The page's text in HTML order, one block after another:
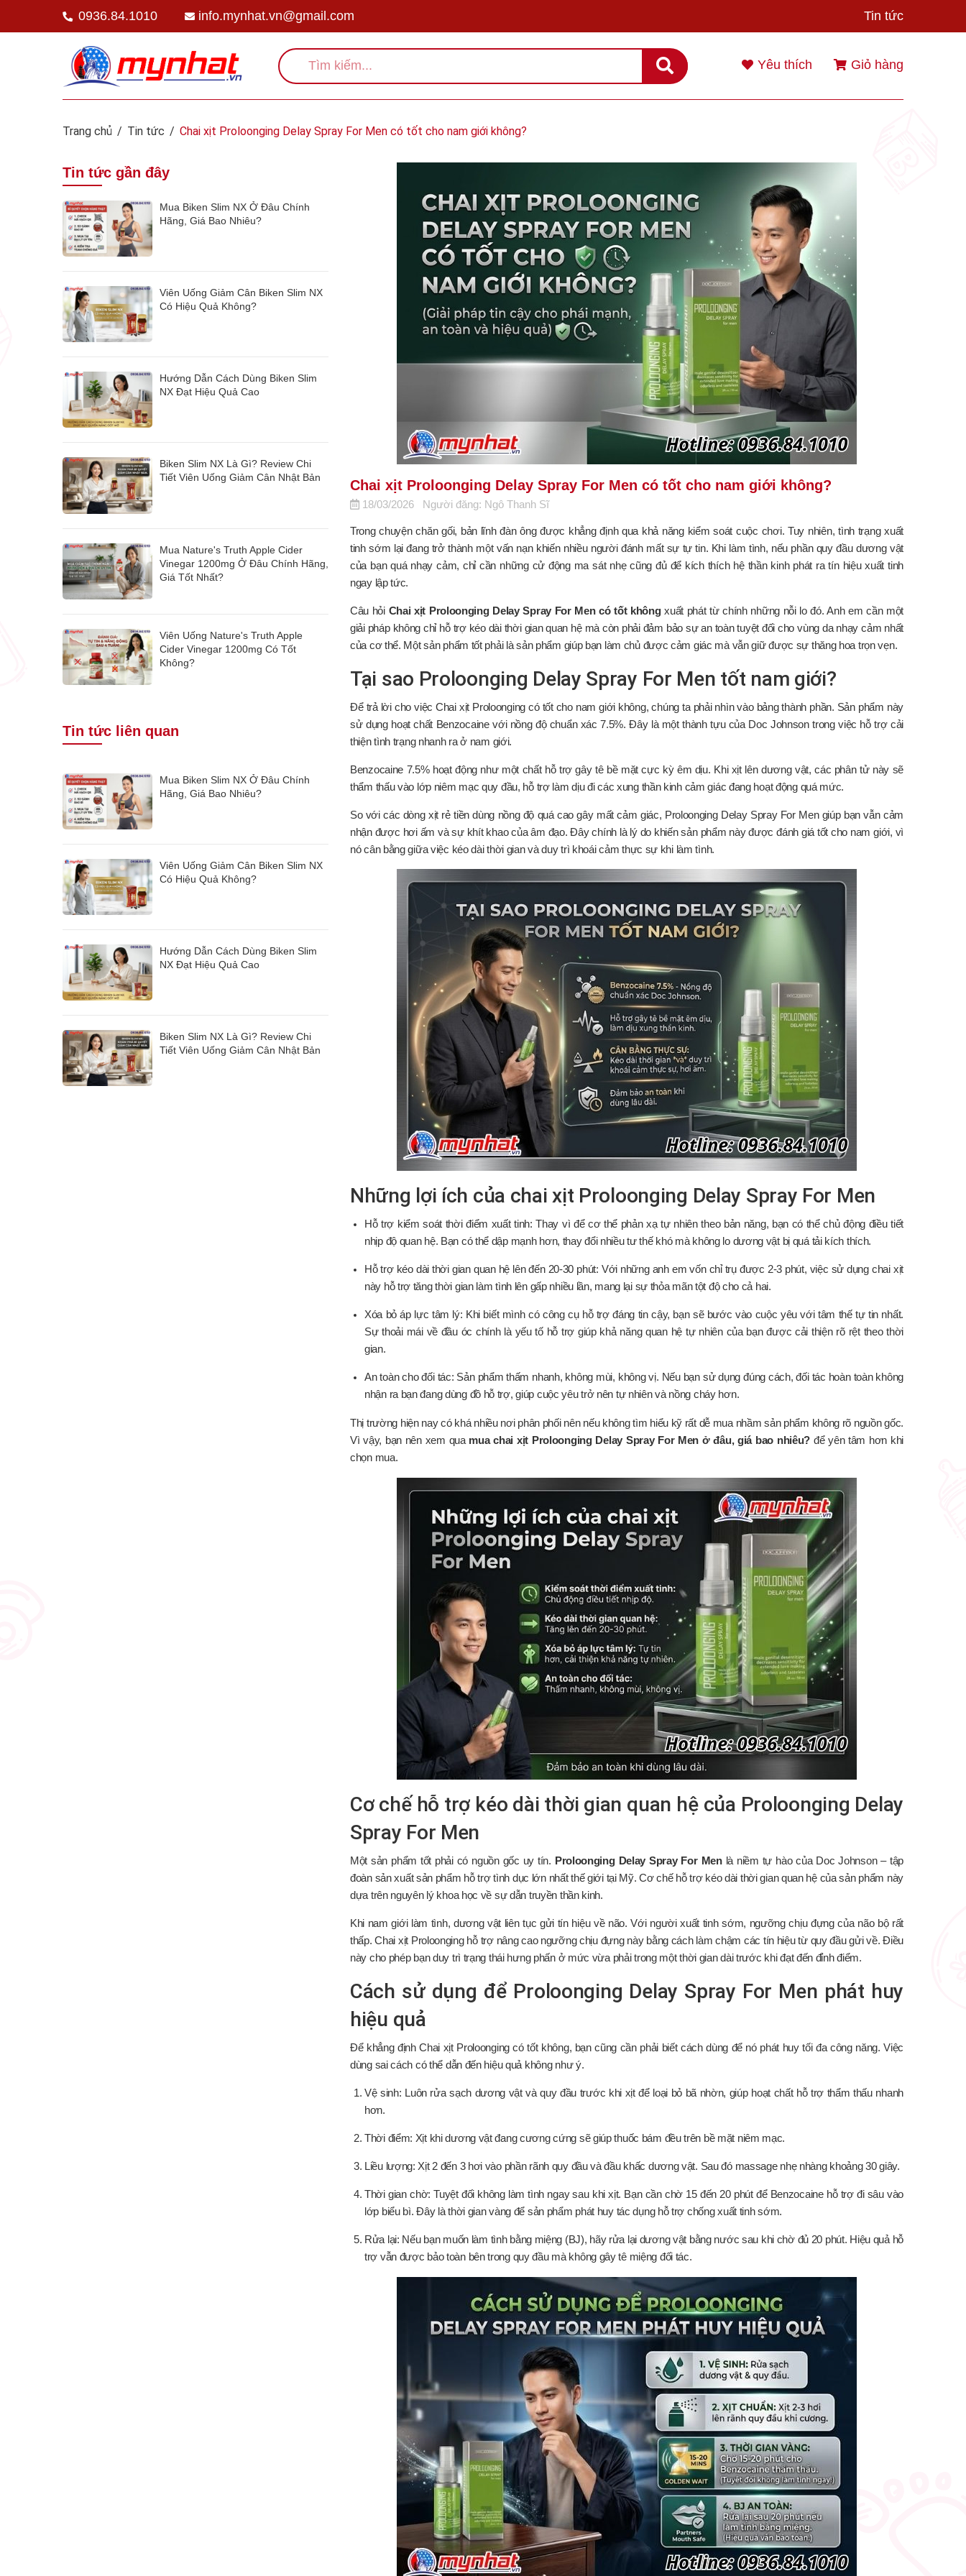
0936.84.1010 info.mynhat.vn@gmail.com Tin tức
Yêu thích Giỏ hàng
Trang chủ / Tin tức / Chai xịt Proloonging Delay Spray For Men có tốt cho nam giới không?
Chai xịt Proloonging Delay Spray For Men có tốt cho nam giới không?
18/03/2026 Người đăng: Ngô Thanh Sĩ
Trong chuyện chăn gối, bản lĩnh đàn ông được khẳng định qua khả năng kiểm soát cuộc chơi. Tuy nhiên, tình trạng xuất
tinh sớm lại đang trở thành một vấn nạn khiến nhiều người đánh mất sự tự tin. Khi làm tình, nếu phần quy đầu dương vật
của bạn quá nhạy cảm, chỉ cần những cử động ma sát nhẹ cũng đủ để kích thích hệ thần kinh phát ra tín hiệu xuất tinh
ngay lập tức.
Câu hỏi Chai xịt Proloonging Delay Spray For Men có tốt khôngxuất phát từ chính những nỗi lo đó. Anh em cần một
giải pháp không chỉ hỗ trợ kéo dài thời gian quan hệ mà còn phải đảm bảo sự an toàn tuyệt đối cho vùng da nhạy cảm nhất
của cơ thể. Một sản phẩm tốt phải là sản phẩm giúp bạn làm chủ được cảm giác mà vẫn giữ được sự thăng hoa trọn vẹn.
Tại sao Proloonging Delay Spray For Men tốt nam giới?
Để trả lời cho việc Chai xịt Proloonging có tốt cho nam giới không, chúng ta phải nhìn vào bảng thành phần. Sản phẩm này
sử dụng hoạt chất Benzocaine với nồng độ chuẩn xác 7.5%. Đây là một thành tựu của Doc Johnson trong việc hỗ trợ cải
thiện tình trạng nhanh ra ở nam giới.
Benzocaine 7.5% hoạt động như một chất hỗ trợ gây tê bề mặt cực kỳ êm dịu. Khi xịt lên dương vật, các phân tử này sẽ
thẩm thấu vào lớp niêm mạc quy đầu, hỗ trợ làm dịu đi các xung thần kinh cảm giác đang hoạt động quá mức.
So với các dòng xịt rẻ tiền dùng nồng độ quá cao gây mất cảm giác, Proloonging Delay Spray For Men giúp bạn vẫn cảm
nhận được hơi ấm và sự khít khao của âm đạo. Đây chính là lý do khiến sản phẩm này được đánh giá tốt cho nam giới, vì
nó cân bằng giữa việc kéo dài thời gian và duy trì khoái cảm thực sự khi làm tình.
Những lợi ích của chai xịt Proloonging Delay Spray For Men
Hỗ trợ kiểm soát thời điểm xuất tinh: Thay vì để cơ thể phản xạ tự nhiên theo bản năng, bạn có thể chủ động điều tiết
nhịp độ quan hệ. Bạn có thể dập mạnh hơn, thay đổi nhiều tư thế khó mà không lo dương vật bị quá tải kích thích.
Hỗ trợ kéo dài thời gian quan hệ lên đến 20-30 phút: Với những anh em vốn chỉ trụ được 2-3 phút, việc sử dụng chai xịt
này hỗ trợ tăng thời gian làm tình lên gấp nhiều lần, mang lại sự thỏa mãn tột độ cho cả hai.
Xóa bỏ áp lực tâm lý: Khi biết mình có công cụ hỗ trợ đáng tin cậy, bạn sẽ bước vào cuộc yêu với tâm thế tự tin nhất.
Sự thoải mái về đầu óc chính là yếu tố hỗ trợ giúp khả năng quan hệ tự nhiên của bạn được cải thiện rõ rệt theo thời
gian.
An toàn cho đối tác: Sản phẩm thấm nhanh, không mùi, không vị. Nếu bạn sử dụng đúng cách, đối tác hoàn toàn không
nhận ra bạn đang dùng đồ hỗ trợ, giúp cuộc yêu trở nên tự nhiên và nồng cháy hơn.
Thị trường hiện nay có khá nhiều nơi phân phối nên nếu không tìm hiểu kỹ rất dễ mua nhầm sản phẩm không rõ nguồn gốc.
Vì vậy, bạn nên xem qua mua chai xịt Proloonging Delay Spray For Men ở đâu, giá bao nhiêu? để yên tâm hơn khi
chọn mua.
Cơ chế hỗ trợ kéo dài thời gian quan hệ của Proloonging Delay
Spray For Men
Một sản phẩm tốt phải có nguồn gốc uy tín. Proloonging Delay Spray For Menlà niềm tự hào của Doc Johnson – tập
đoàn sản xuất sản phẩm hỗ trợ tình dục lớn nhất thế giới tại Mỹ. Cơ chế hỗ trợ kéo dài thời gian quan hệ của sản phẩm này
dựa trên nguyên lý khoa học về sự dẫn truyền thần kinh.
Khi nam giới làm tình, dương vật liên tục gửi tín hiệu về não. Với người xuất tinh sớm, ngưỡng chịu đựng của não bộ rất
thấp. Chai xịt Proloonging hỗ trợ nâng cao ngưỡng chịu đựng này bằng cách làm chậm các tín hiệu từ quy đầu gửi về. Điều
này cho phép bạn duy trì trạng thái hưng phấn ở mức vừa phải trong một thời gian dài trước khi đạt đến đỉnh điểm.
Cách sử dụng để Proloonging Delay Spray For Men phát huy
hiệu quả
Để khẳng định Chai xịt Proloonging có tốt không, bạn cũng cần phải biết cách dùng để nó phát huy tối đa công năng. Việc
dùng sai cách có thể dẫn đến hiệu quả không như ý.
Vệ sinh: Luôn rửa sạch dương vật và quy đầu trước khi xịt để loại bỏ bã nhờn, giúp hoạt chất hỗ trợ thẩm thấu nhanh
hơn.
Thời điểm: Xịt khi dương vật đang cương cứng sẽ giúp thuốc bám đều trên bề mặt niêm mạc.
Liều lượng: Xịt 2 đến 3 hơi vào phần rãnh quy đầu và đầu khấc dương vật. Sau đó massage nhẹ nhàng khoảng 30 giây.
Thời gian chờ: Tuyệt đối không làm tình ngay sau khi xịt. Bạn cần chờ 15 đến 20 phút để Benzocaine hỗ trợ đi sâu vào
lớp biểu bì. Đây là thời gian vàng để sản phẩm phát huy tác dụng hỗ trợ chống xuất tinh sớm.
Rửa lại: Nếu bạn muốn làm tình bằng miệng (BJ), hãy rửa lại dương vật bằng nước sau khi chờ đủ 20 phút. Hiệu quả hỗ
trợ vẫn được bảo toàn bên trong quy đầu mà không gây tê miệng đối tác.
Tin tức gần đây
Mua Biken Slim NX Ở Đâu Chính
Hãng, Giá Bao Nhiêu?
Viên Uống Giảm Cân Biken Slim NX
Có Hiệu Quả Không?
Hướng Dẫn Cách Dùng Biken Slim
NX Đạt Hiệu Quả Cao
Biken Slim NX Là Gì? Review Chi
Tiết Viên Uống Giảm Cân Nhật Bản
Mua Nature's Truth Apple Cider
Vinegar 1200mg Ở Đâu Chính Hãng,
Giá Tốt Nhất?
Viên Uống Nature's Truth Apple
Cider Vinegar 1200mg Có Tốt
Không?
Tin tức liên quan
Mua Biken Slim NX Ở Đâu Chính
Hãng, Giá Bao Nhiêu?
Viên Uống Giảm Cân Biken Slim NX
Có Hiệu Quả Không?
Hướng Dẫn Cách Dùng Biken Slim
NX Đạt Hiệu Quả Cao
Biken Slim NX Là Gì? Review Chi
Tiết Viên Uống Giảm Cân Nhật Bản